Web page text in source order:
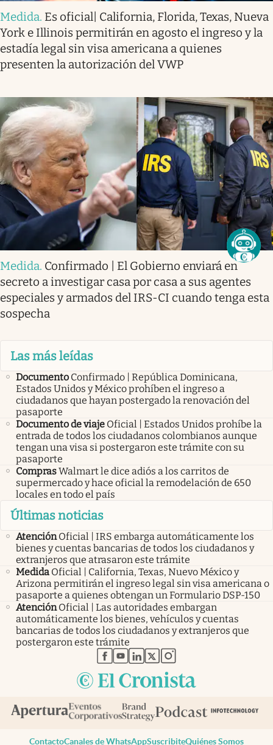
Medida. Es oficial| California, Florida, Texas, Nueva
York e Illinois permitirán en agosto el ingreso y la
estadía legal sin visa americana a quienes
presenten la autorización del VWP
Medida. Confirmado | El Gobierno enviará en
secreto a investigar casa por casa a sus agentes
especiales y armados del IRS-CI cuando tenga esta
sospecha
Las más leídas
Documento Confirmado | República Dominicana,
Estados Unidos y México prohíben el ingreso a
ciudadanos que hayan postergado la renovación del
pasaporte
Documento de viaje Oficial | Estados Unidos prohíbe la
entrada de todos los ciudadanos colombianos aunque
tengan una visa si postergaron este trámite con su
pasaporte
ComprasWalmart le dice adiós a los carritos de
supermercado y hace oficial la remodelación de 650
locales en todo el país
Últimas noticias
Atención Oficial | IRS embarga automáticamente los
bienes y cuentas bancarias de todos los ciudadanos y
extranjeros que atrasaron este trámite
Medida Oficial | California, Texas, Nuevo México y
Arizona permitirán el ingreso legal sin visa americana o
pasaporte a quienes obtengan un Formulario DSP-150
Atención Oficial | Las autoridades embargan
automáticamente los bienes, vehículos y cuentas
bancarias de todos los ciudadanos y extranjeros que
postergaron este trámite
abre en nueva pestaña
abre en nueva pestaña
abre en nueva pestaña
abre en nueva pestaña
abre en nueva pestaña
ContactoCanales de WhatsAppSuscribiteQuiénes Somos